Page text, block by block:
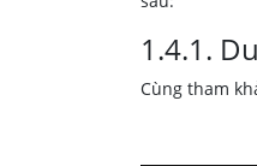
1.4.1.
Cùng tham